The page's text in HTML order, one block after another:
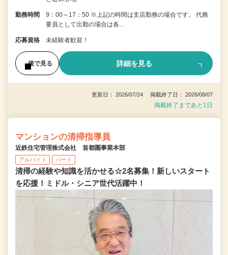
勤務時間
9：00～17：50 ※上記の時間は支店勤務の場合です。 代務
要員として出勤の場合は各…
応募資格 未経験者歓迎！
後で見る 詳細を見る
更新日： 2026/07/24 掲載終了日： 2026/08/07
掲載終了まであと1日
マンションの清掃指導員
近鉄住宅管理株式会社 首都圏事業本部
アルバイト パート
清掃の経験や知識を活かせる☆2名募集！新しいスタート
を応援！ミドル・シニア世代活躍中！